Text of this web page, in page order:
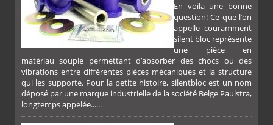
PLUS
En voila une bonne
question! Ce que l’on
appelle couramment
silent bloc représente
une pièce en
matériau souple permettant d’absorber des chocs ou des
vibrations entre différentes pièces mécaniques et la structure
qui les supporte. Pour la petite histoire, silentbloc est un nom
déposé par une marque industrielle de la société Belge Paulstra,
longtemps appelée......